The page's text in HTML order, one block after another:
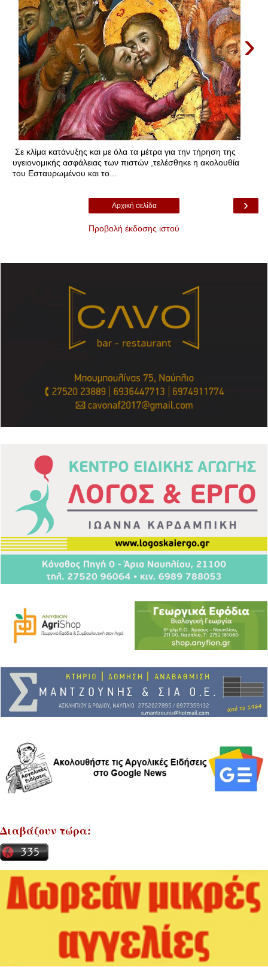
›
Σε κλίμα κατάνυξης και με όλα τα μέτρα για την τήρηση της
υγειονομικής ασφάλειας των πιστών ,τελέσθηκε η ακολουθία
του Εσταυρωμένου και το...
›
Αρχική σελίδα
Προβολή έκδοσης ιστού
Διαβάζουν τώρα: